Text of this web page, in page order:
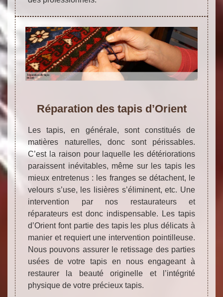
Réparation des tapis d’Orient
Les tapis, en générale, sont constitués de
matières naturelles, donc sont périssables.
C’est la raison pour laquelle les détériorations
paraissent inévitables, même sur les tapis les
mieux entretenus : les franges se détachent, le
velours s’use, les lisières s’éliminent, etc. Une
intervention par nos restaurateurs et
réparateurs est donc indispensable. Les tapis
d’Orient font partie des tapis les plus délicats à
manier et requiert une intervention pointilleuse.
Nous pouvons assurer le retissage des parties
usées de votre tapis en nous engageant à
restaurer la beauté originelle et l’intégrité
physique de votre précieux tapis.